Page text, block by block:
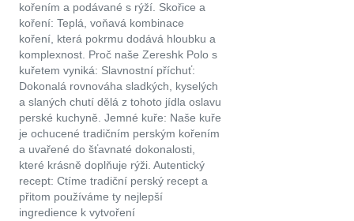
kořením a podávané s rýží. Skořice a
koření: Teplá, voňavá kombinace
koření, která pokrmu dodává hloubku a
komplexnost. Proč naše Zereshk Polo s
kuřetem vyniká: Slavnostní příchuť:
Dokonalá rovnováha sladkých, kyselých
a slaných chutí dělá z tohoto jídla oslavu
perské kuchyně. Jemné kuře: Naše kuře
je ochucené tradičním perským kořením
a uvařené do šťavnaté dokonalosti,
které krásně doplňuje rýži. Autentický
recept: Ctíme tradiční perský recept a
přitom používáme ty nejlepší
ingredience k vytvoření